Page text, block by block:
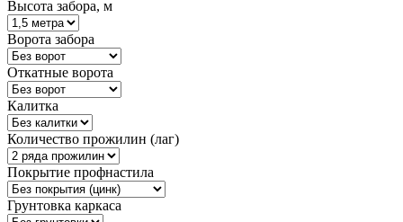
Высота забора, м
Ворота забора
Откатные ворота
Калитка
Количество прожилин (лаг)
Покрытие профнастила
Грунтовка каркаса